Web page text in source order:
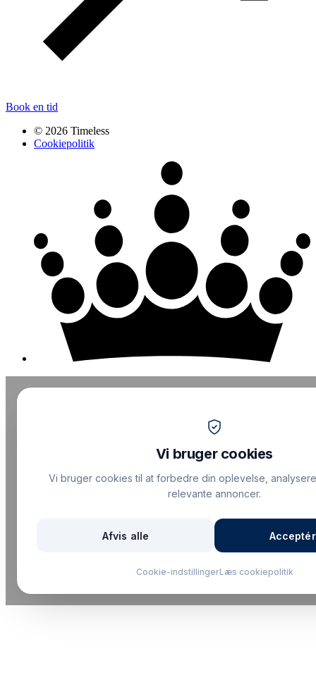
Book en tid
© 2026 Timeless
Cookiepolitik